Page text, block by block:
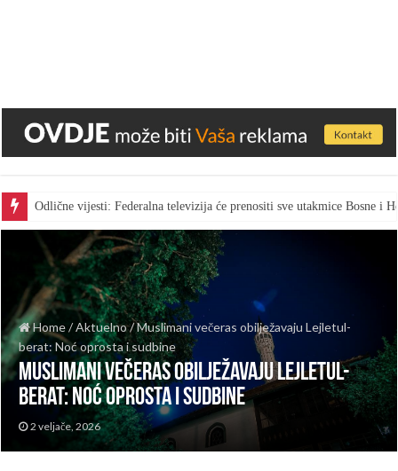
Odlične vijesti: Federalna televizija će prenositi sve utakmice Bosne i
Home/Aktuelno/Muslimani večeras obilježavaju Lejletul-
berat: Noć oprosta i sudbine
Muslimani večeras obilježavaju Lejletul-
berat: Noć oprosta i sudbine
2 veljače, 2026